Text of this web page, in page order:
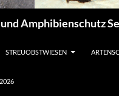
Amphibienschutz
STREUOBSTWIESEN